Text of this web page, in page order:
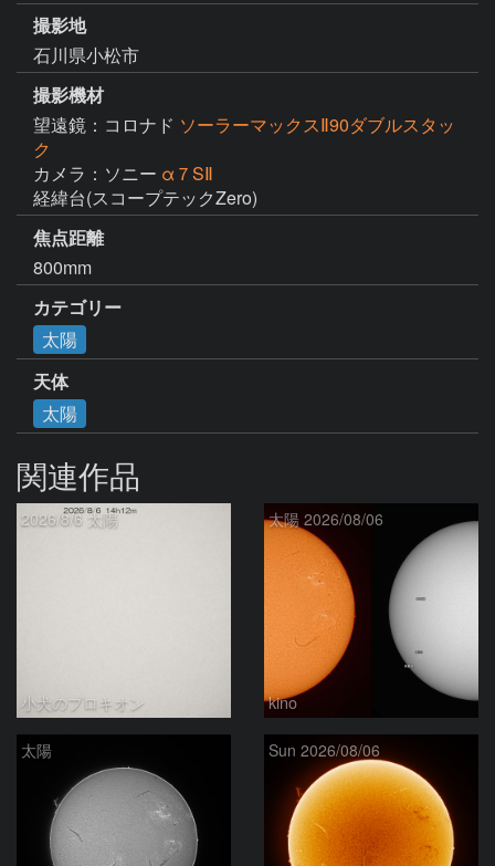
撮影地
石川県小松市
撮影機材
望遠鏡：コロナド ソーラーマックスⅡ90ダブルスタッ
ク
カメラ：ソニー α７SⅡ
経緯台(スコープテックZero)
焦点距離
800mm
カテゴリー
太陽
天体
太陽
関連作品
2026/8/6 太陽
小犬のプロキオン
太陽 2026/08/06
kino
太陽 Sun 2026/08/06